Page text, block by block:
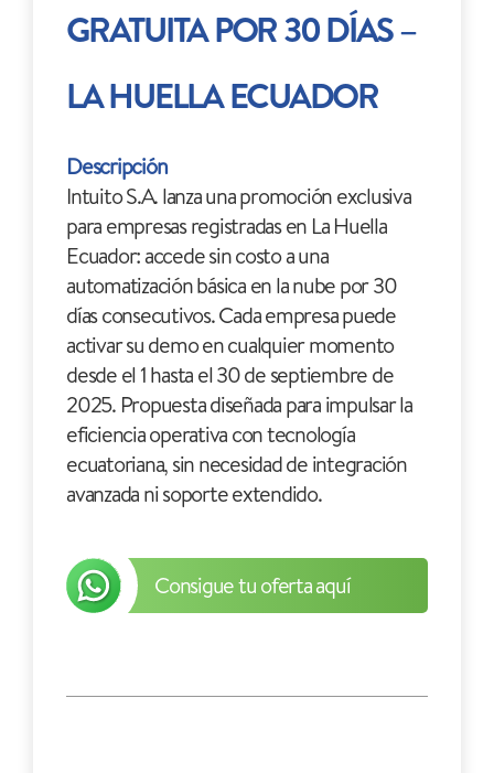
GRATUITA POR 30 DÍAS –
LA HUELLA ECUADOR
Descripción
Intuito S.A. lanza una promoción exclusiva
para empresas registradas en La Huella
Ecuador: accede sin costo a una
automatización básica en la nube por 30
días consecutivos. Cada empresa puede
activar su demo en cualquier momento
desde el 1 hasta el 30 de septiembre de
2025. Propuesta diseñada para impulsar la
eficiencia operativa con tecnología
ecuatoriana, sin necesidad de integración
avanzada ni soporte extendido.
Consigue tu oferta aquí